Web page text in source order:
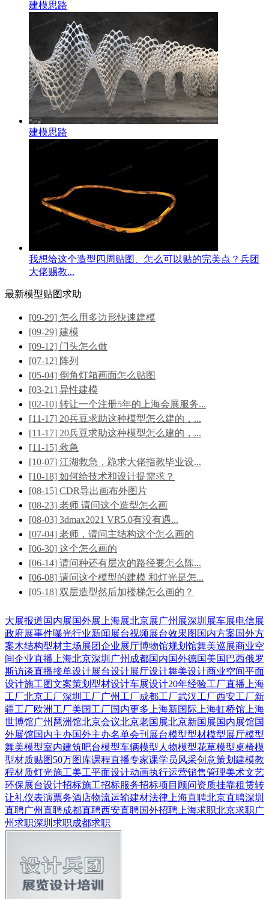
建模思路
建模思路
我想给这个造型四周贴图、怎么可以贴的完美点？兵团
大佬赐教...
最新模型贴图求助
[09-29] 怎么用多边形快速建模
[09-29] 建模
[09-12] 门头怎么做
[07-12] 阵列
[05-04] 倒角灯箱画面怎么贴图
[03-21] 异性建模
[02-10] 转让一个注册5年的上海会展服务...
[11-17] 20兵豆求助这种模型怎么建的，...
[11-17] 20兵豆求助这种模型怎么建的，...
[11-15] 救急
[10-07] 江湖救急，跪求大佬指教毕业设...
[10-18] 如何给技术和设计提需求？
[08-15] CDR导出画布外图片
[08-23] 老师 请问这个造型怎么画
[08-03] 3dmax2021 VR5.0有没有遇...
[07-04] 老师，请问主结构这个怎么画的
[06-30] 这个怎么画的
[06-14] 请问种还有层次的路径要怎么陈...
[06-08] 请问这个模型的建模 和灯光是怎...
[05-18] 双层造型然后加楼梯怎么画的？
大展报道国内展国外展 上海展北京展广州展深圳展车展电信展
政府展事件曝光行业新闻 展台视频展台效果图 国内方案国外方
案木结构型材主场展团企业展厅博物馆规划馆舞美巡展商业空
间企业直播 上海北京深圳 广州 成都国内国外德国美国 巴西俄罗
斯访谈直播接单设计展台设计展厅设计舞美设计商业空间平面
设计施工图文案策划 型材设计车展设计20年经验工厂直播 上海
工厂北京工厂深圳工厂广州工厂成都工厂武汉工厂西安工厂新
疆工厂欧洲工厂美国工厂国内更多 上海新国际 上海虹桥馆 上海
世博馆广州琶洲馆北京会议北京老国展北京新国展国内展馆国
外展馆国内主办国外主办名单会刊 展台模型型材模型展厅模型
舞美模型室内建筑吧台模型车辆模型 人物模型花草模型桌椅模
型材质贴图50万图库课程直播专家课学员风采创意策划 建模教
程材质灯光施工美工平面设计动画执行运营销售管理美术文艺
环保展台设计招标施工招标服务招标项目顾问资质挂靠租赁转
让礼仪表演票务酒店物流运输建材法律 上海直聘北京直聘深圳
直聘广州直聘成都直聘西安直聘国外招聘 上海求职北京求职广
州求职深圳求职成都求职